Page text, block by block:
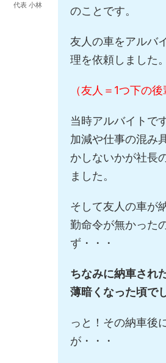
代表 小林
のことです。
友人の車をアルバ
理を依頼しました。
（友人＝1つ下の後
当時アルバイトで
加減や仕事の混み
かしないかが社長
ました。
そして友人の車が
勤命令が無かった
ず・・・
ちなみに納車され
薄暗くなった頃で
っと！その納車後
が・・・